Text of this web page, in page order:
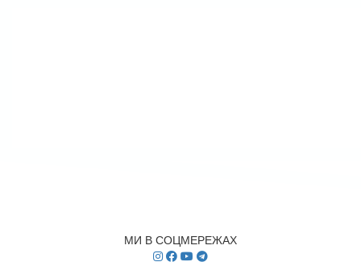
МИ В СОЦМЕРЕЖАХ